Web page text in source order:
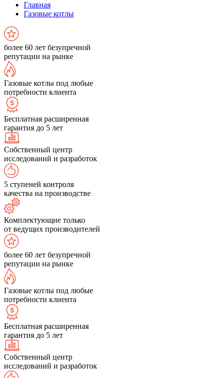
Главная
Газовые котлы
более 60 лет безупречной
репутации на рынке
Газовые котлы под любые
потребности клиента
Бесплатная расширенная
гарантия до 5 лет
Собственный центр
исследований и разработок
5 ступеней контроля
качества на производстве
Комплектующие только
от ведущих производителей
более 60 лет безупречной
репутации на рынке
Газовые котлы под любые
потребности клиента
Бесплатная расширенная
гарантия до 5 лет
Собственный центр
исследований и разработок